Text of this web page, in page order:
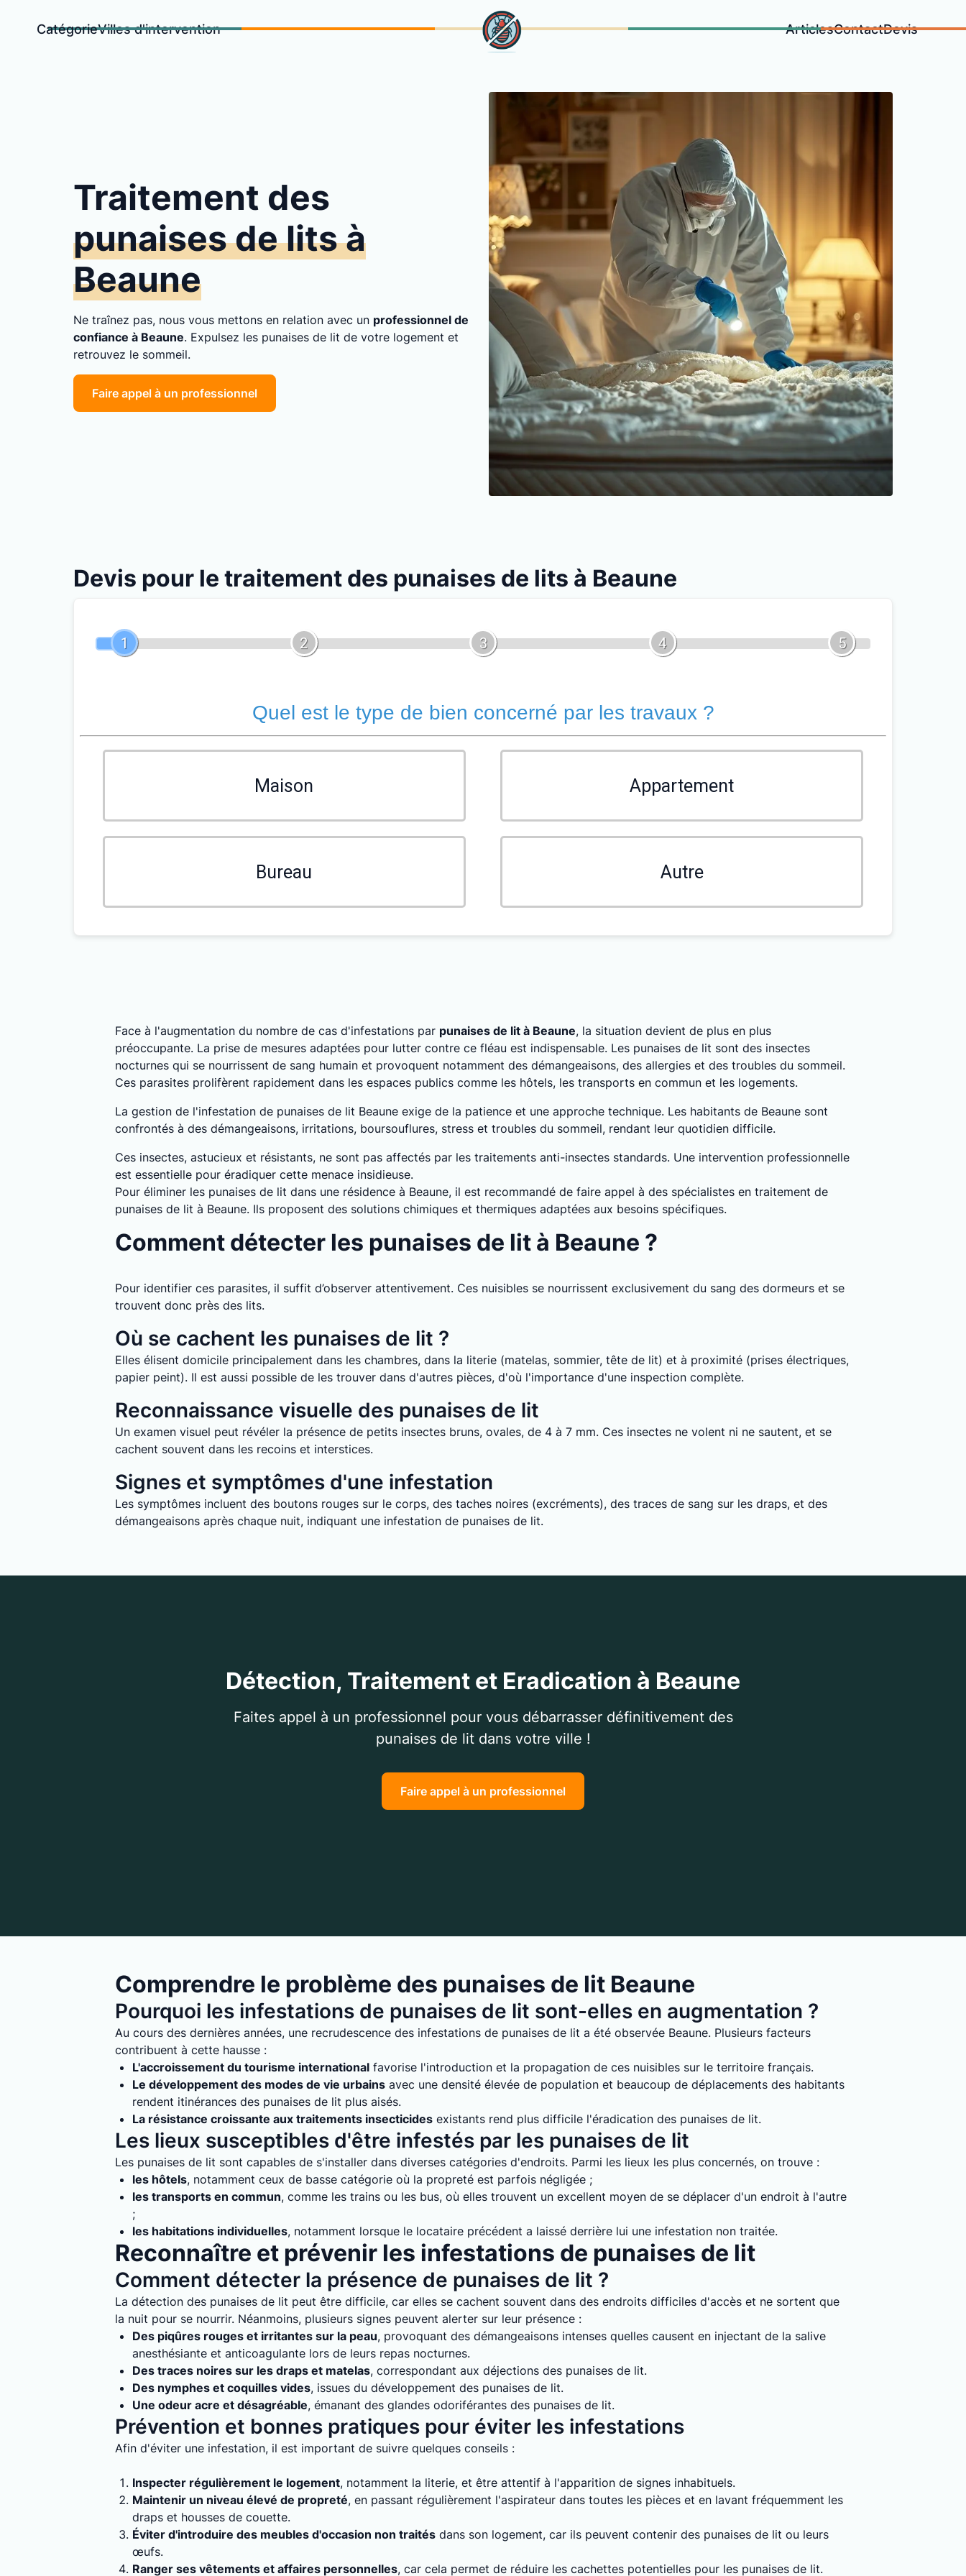
CatégorieVilles d'intervention ArticlesContactDevis
Traitement des
punaises de lits à
Beaune
Ne traînez pas, nous vous mettons en relation avec un professionnel de
confiance à Beaune. Expulsez les punaises de lit de votre logement et
retrouvez le sommeil.
Faire appel à un professionnel
Devis pour le traitement des punaises de lits à Beaune
1 2 3 4 5
Quel est le type de bien concerné par les travaux ?
Maison Appartement
Bureau Autre
Face à l'augmentation du nombre de cas d'infestations par punaises de lit à Beaune, la situation devient de plus en plus
préoccupante. La prise de mesures adaptées pour lutter contre ce fléau est indispensable. Les punaises de lit sont des insectes
nocturnes qui se nourrissent de sang humain et provoquent notamment des démangeaisons, des allergies et des troubles du sommeil.
Ces parasites prolifèrent rapidement dans les espaces publics comme les hôtels, les transports en commun et les logements.
La gestion de l'infestation de punaises de lit Beaune exige de la patience et une approche technique. Les habitants de Beaune sont
confrontés à des démangeaisons, irritations, boursouflures, stress et troubles du sommeil, rendant leur quotidien difficile.
Ces insectes, astucieux et résistants, ne sont pas affectés par les traitements anti-insectes standards. Une intervention professionnelle
est essentielle pour éradiquer cette menace insidieuse.
Pour éliminer les punaises de lit dans une résidence à Beaune, il est recommandé de faire appel à des spécialistes en traitement de
punaises de lit à Beaune. Ils proposent des solutions chimiques et thermiques adaptées aux besoins spécifiques.
Comment détecter les punaises de lit à Beaune ?
Pour identifier ces parasites, il suffit d’observer attentivement. Ces nuisibles se nourrissent exclusivement du sang des dormeurs et se
trouvent donc près des lits.
Où se cachent les punaises de lit ?
Elles élisent domicile principalement dans les chambres, dans la literie (matelas, sommier, tête de lit) et à proximité (prises électriques,
papier peint). Il est aussi possible de les trouver dans d'autres pièces, d'où l'importance d'une inspection complète.
Reconnaissance visuelle des punaises de lit
Un examen visuel peut révéler la présence de petits insectes bruns, ovales, de 4 à 7 mm. Ces insectes ne volent ni ne sautent, et se
cachent souvent dans les recoins et interstices.
Signes et symptômes d'une infestation
Les symptômes incluent des boutons rouges sur le corps, des taches noires (excréments), des traces de sang sur les draps, et des
démangeaisons après chaque nuit, indiquant une infestation de punaises de lit.
Détection, Traitement et Eradication à Beaune
Faites appel à un professionnel pour vous débarrasser définitivement des
punaises de lit dans votre ville !
Faire appel à un professionnel
Comprendre le problème des punaises de lit Beaune
Pourquoi les infestations de punaises de lit sont-elles en augmentation ?
Au cours des dernières années, une recrudescence des infestations de punaises de lit a été observée Beaune. Plusieurs facteurs
contribuent à cette hausse :
L'accroissement du tourisme international favorise l'introduction et la propagation de ces nuisibles sur le territoire français.
Le développement des modes de vie urbains avec une densité élevée de population et beaucoup de déplacements des habitants
rendent itinérances des punaises de lit plus aisés.
La résistance croissante aux traitements insecticides existants rend plus difficile l'éradication des punaises de lit.
Les lieux susceptibles d'être infestés par les punaises de lit
Les punaises de lit sont capables de s'installer dans diverses catégories d'endroits. Parmi les lieux les plus concernés, on trouve :
les hôtels, notamment ceux de basse catégorie où la propreté est parfois négligée ;
les transports en commun, comme les trains ou les bus, où elles trouvent un excellent moyen de se déplacer d'un endroit à l'autre
;
les habitations individuelles, notamment lorsque le locataire précédent a laissé derrière lui une infestation non traitée.
Reconnaître et prévenir les infestations de punaises de lit
Comment détecter la présence de punaises de lit ?
La détection des punaises de lit peut être difficile, car elles se cachent souvent dans des endroits difficiles d'accès et ne sortent que
la nuit pour se nourrir. Néanmoins, plusieurs signes peuvent alerter sur leur présence :
Des piqûres rouges et irritantes sur la peau, provoquant des démangeaisons intenses quelles causent en injectant de la salive
anesthésiante et anticoagulante lors de leurs repas nocturnes.
Des traces noires sur les draps et matelas, correspondant aux déjections des punaises de lit.
Des nymphes et coquilles vides, issues du développement des punaises de lit.
Une odeur acre et désagréable, émanant des glandes odoriférantes des punaises de lit.
Prévention et bonnes pratiques pour éviter les infestations
Afin d'éviter une infestation, il est important de suivre quelques conseils :
Inspecter régulièrement le logement, notamment la literie, et être attentif à l'apparition de signes inhabituels.
Maintenir un niveau élevé de propreté, en passant régulièrement l'aspirateur dans toutes les pièces et en lavant fréquemment les
draps et housses de couette.
Éviter d'introduire des meubles d'occasion non traités dans son logement, car ils peuvent contenir des punaises de lit ou leurs
œufs.
Ranger ses vêtements et affaires personnelles, car cela permet de réduire les cachettes potentielles pour les punaises de lit.